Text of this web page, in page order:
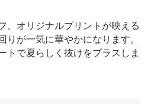
。オリジナルプリントが映える
が一気に華やかになります。
トで夏らしく抜けをプラスしま